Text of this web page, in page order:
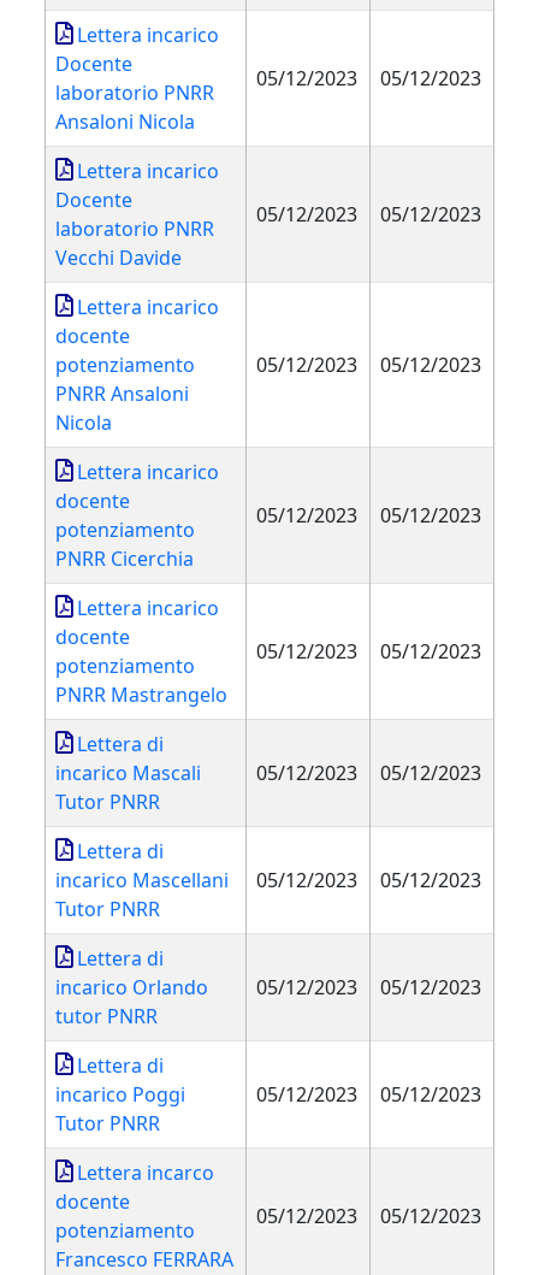
Lettera incarico
Docente
laboratorio PNRR
Ansaloni Nicola
05/12/2023 05/12/2023
Lettera incarico
Docente
laboratorio PNRR
Vecchi Davide
05/12/2023 05/12/2023
Lettera incarico
docente
potenziamento
PNRR Ansaloni
Nicola
05/12/2023 05/12/2023
Lettera incarico
docente
potenziamento
PNRR Cicerchia
05/12/2023 05/12/2023
Lettera incarico
docente
potenziamento
PNRR Mastrangelo
05/12/2023 05/12/2023
Lettera di
incarico Mascali
Tutor PNRR
05/12/2023 05/12/2023
Lettera di
incarico Mascellani
Tutor PNRR
05/12/2023 05/12/2023
Lettera di
incarico Orlando
tutor PNRR
05/12/2023 05/12/2023
Lettera di
incarico Poggi
Tutor PNRR
05/12/2023 05/12/2023
Lettera incarco
docente
potenziamento
Francesco FERRARA
05/12/2023 05/12/2023